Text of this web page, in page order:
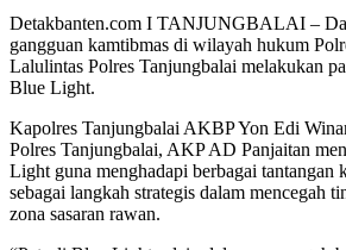
Detakbanten.com I TANJUNGBALAI –
gangguan kamtibmas di wilayah hukum
Lalulintas Polres Tanjungbalai melakukan
Blue Light.
Kapolres Tanjungbalai AKBP Yon Edi
Polres Tanjungbalai, AKP AD Panjaitan
Light guna menghadapi berbagai tantangan
sebagai langkah strategis dalam mencegah
zona sasaran rawan.